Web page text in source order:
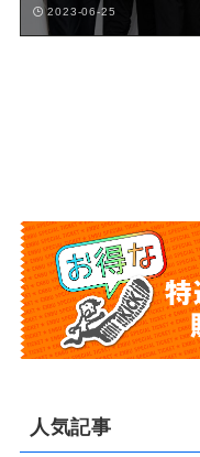
2023-06-25
人気記事